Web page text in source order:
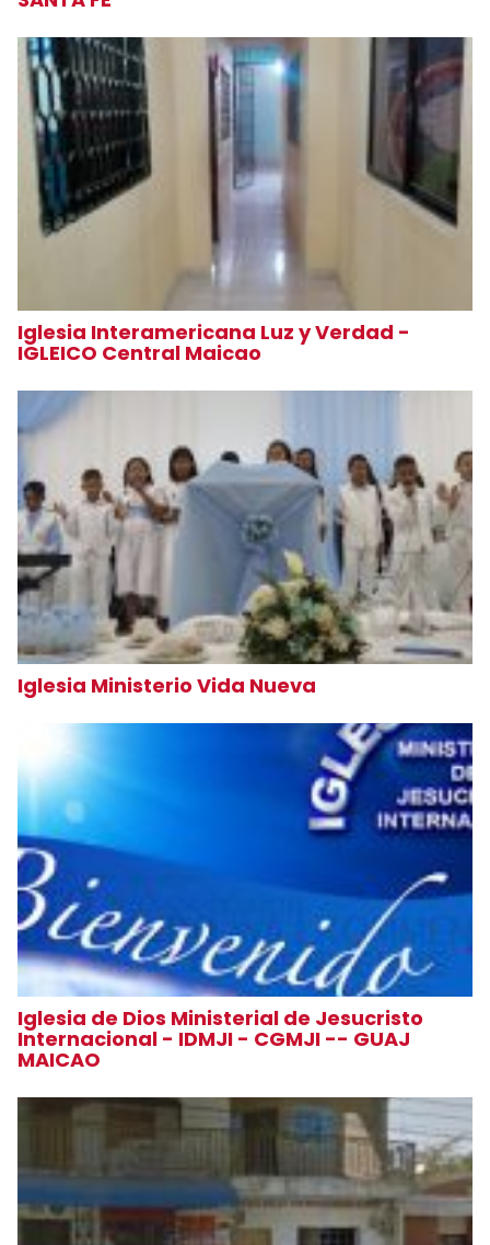
Iglesia Interamericana Luz y Verdad -
IGLEICO Central Maicao
Iglesia Ministerio Vida Nueva
Iglesia de Dios Ministerial de Jesucristo
Internacional - IDMJI - CGMJI -- GUAJ
MAICAO